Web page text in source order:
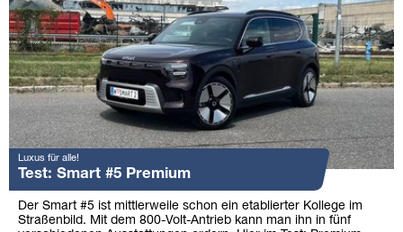
Luxus für alle!
Test: Smart #5 Premium
Der Smart #5 ist mittlerweile schon ein etablierter Kollege im
Straßenbild. Mit dem 800-Volt-Antrieb kann man ihn in fünf